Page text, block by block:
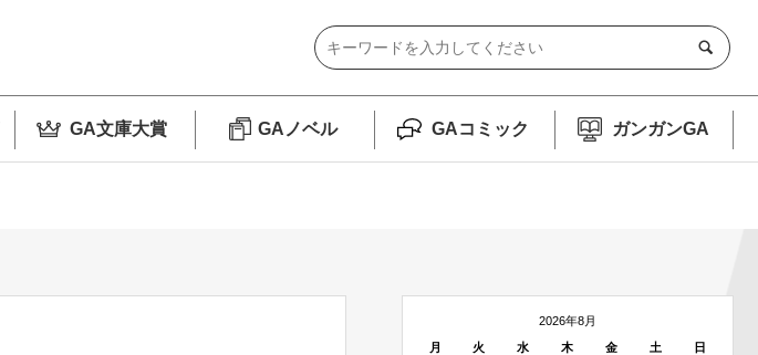
GA文庫大賞 GAノベル GAコミック ガンガンGA
2026年8月
月
火 水 木 金 土 日